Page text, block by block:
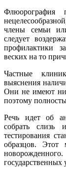
Флюорография
члены семьи
следует
профилактики
веских на то
Частные
выяснения
Они не имеют
поэтому
Речь идет об
собрать слизь
тестирования
образцов. Этот
государственных